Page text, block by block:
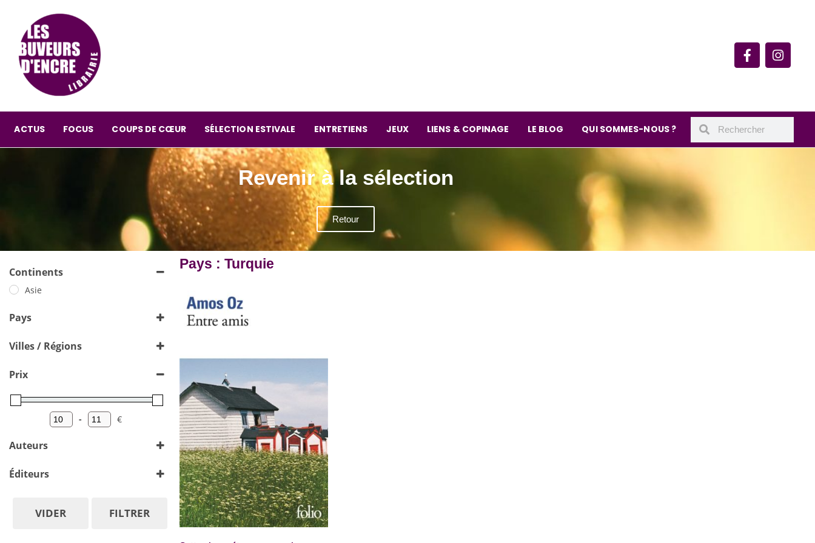
ACTUS FOCUS COUPS DE CŒUR SÉLECTION ESTIVALE ENTRETIENS JEUX LIENS & COPINAGE LE BLOG QUI SOMMES-NOUS ?
Revenir à la sélection
Retour
Continents
Asie
Pays
Villes / Régions
Prix
Minimum Price
-
Maximum Price
€
Auteurs
Adenle Leye
Adiga Aravind
Éditeurs
Folio FILTRER
VIDER
Pays : Turquie